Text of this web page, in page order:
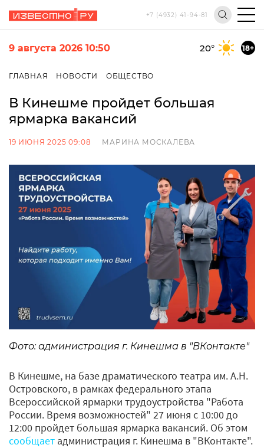
+7 (4932) 41-94-81
9 августа 2026 10:50 20° 18+
ГЛАВНАЯ НОВОСТИ ОБЩЕСТВО
В Кинешме пройдет большая
ярмарка вакансий
19 ИЮНЯ 2025 09:08 МАРИНА МОСКАЛЕВА
Фото: администрация г. Кинешма в "ВКонтакте"
В Кинешме, на базе драматического театра им. А.Н.
Островского, в рамках федерального этапа
Всероссийской ярмарки трудоустройства "Работа
России. Время возможностей" 27 июня с 10:00 до
12:00 пройдет большая ярмарка вакансий. Об этом
сообщает администрация г. Кинешма в "ВКонтакте".